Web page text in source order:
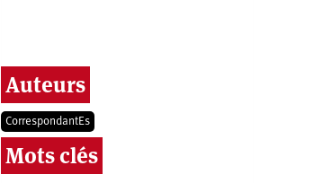
Auteurs
CorrespondantEs
Mots clés